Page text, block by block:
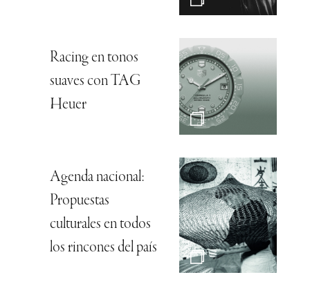
Racing en tonos
suaves con TAG
Heuer
Agenda nacional:
Propuestas
culturales en todos
los rincones del país